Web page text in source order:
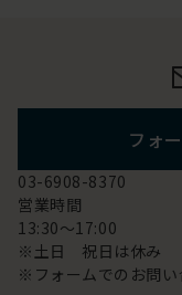
フォ
03-6908-8370
営業時間
13:30～17:00
※土日 祝日は休み
※フォームでのお問い